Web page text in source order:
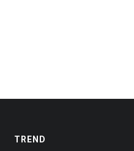
TREND